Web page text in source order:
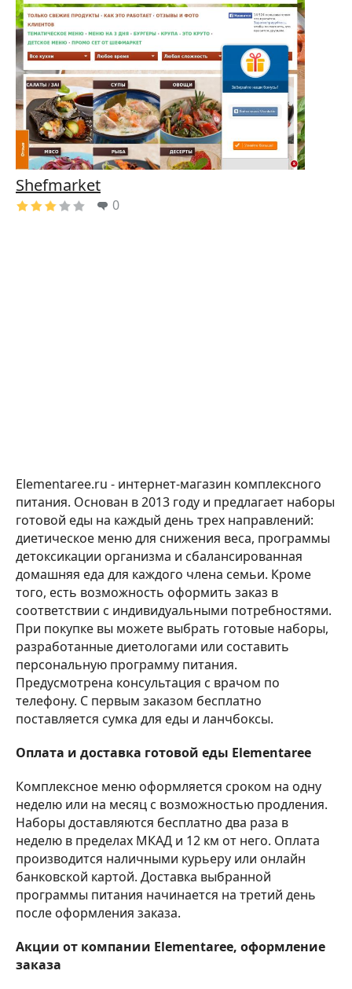
Shefmarket
0
Elementaree.ru - интернет-магазин комплексного
питания. Основан в 2013 году и предлагает наборы
готовой еды на каждый день трех направлений:
диетическое меню для снижения веса, программы
детоксикации организма и сбалансированная
домашняя еда для каждого члена семьи. Кроме
того, есть возможность оформить заказ в
соответствии с индивидуальными потребностями.
При покупке вы можете выбрать готовые наборы,
разработанные диетологами или составить
персональную программу питания.
Предусмотрена консультация с врачом по
телефону. С первым заказом бесплатно
поставляется сумка для еды и ланчбоксы.
Оплата и доставка готовой еды Elementaree
Комплексное меню оформляется сроком на одну
неделю или на месяц с возможностью продления.
Наборы доставляются бесплатно два раза в
неделю в пределах МКАД и 12 км от него. Оплата
производится наличными курьеру или онлайн
банковской картой. Доставка выбранной
программы питания начинается на третий день
после оформления заказа.
Акции от компании Elementaree, оформление
заказа